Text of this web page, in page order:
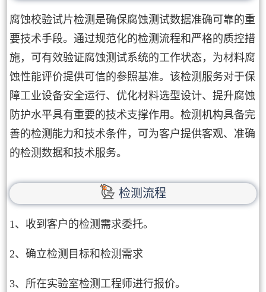
腐蚀校验试片检测是确保腐蚀测试数据准确可靠的重
要技术手段。通过规范化的检测流程和严格的质控措
施，可有效验证腐蚀测试系统的工作状态，为材料腐
蚀性能评价提供可信的参照基准。该检测服务对于保
障工业设备安全运行、优化材料选型设计、提升腐蚀
防护水平具有重要的技术支撑作用。检测机构具备完
善的检测能力和技术条件，可为客户提供客观、准确
的检测数据和技术服务。
检测流程
1、收到客户的检测需求委托。
2、确立检测目标和检测需求
3、所在实验室检测工程师进行报价。